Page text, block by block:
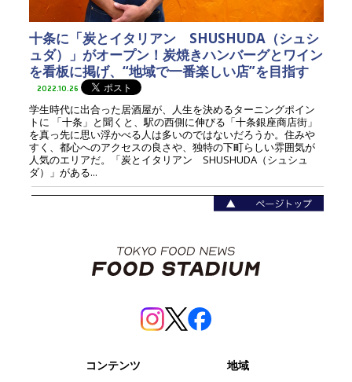
十条に「炭とイタリアン SHUSHUDA（シュシ
ュダ）」がオープン！炭焼きハンバーグとワイン
を看板に掲げ、“地域で一番楽しい店”を目指す
2022.10.26
学生時代に出合った居酒屋が、人生を決めるターニングポイン
トに 「十条」と聞くと、駅の西側に伸びる「十条銀座商店街」
を真っ先に思い浮かべる人は多いのではないだろうか。住みや
すく、都心へのアクセスの良さや、独特の下町らしい雰囲気が
人気のエリアだ。「炭とイタリアン SHUSHUDA（シュシュ
ダ）」がある...
コンテンツ
地域